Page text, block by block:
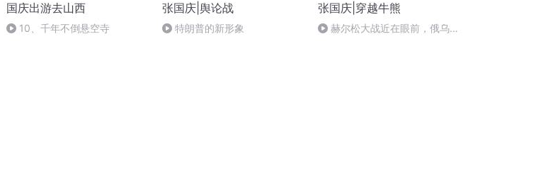
国庆出游去山西
10、千年不倒悬空寺
张国庆|舆论战
特朗普的新形象
张国庆|穿越牛熊
赫尔松大战近在眼前，俄乌冲